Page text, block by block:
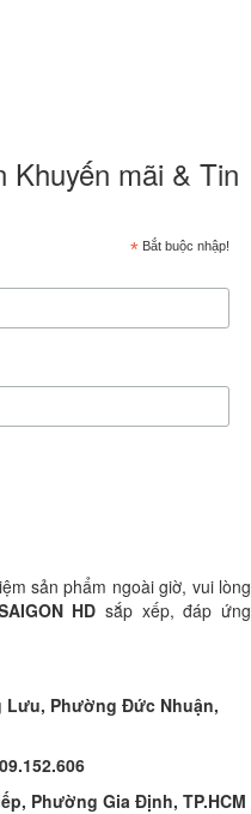
mãi & Tin
* Bắt buộc nhập!
sản phẩm ngoài giờ, vui lòng
HD sắp xếp, đáp ứng
Lưu, Phường Đức Nhuận,
Phường Gia Định, TP.HCM